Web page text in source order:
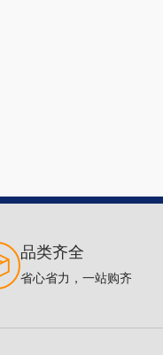
品类齐全
省心省力，一站购齐